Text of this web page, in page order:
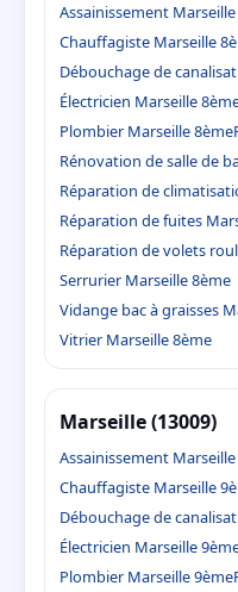
Assainissement
Chauffagiste Marseille
Débouchage de
Électricien Marseille
Plombier Marseille 8ème
Rénovation de salle de
Réparation de
Réparation de fuites
Réparation de volets
Serrurier Marseille 8ème
Vidange bac à graisses
Vitrier Marseille 8ème
Marseille (13009)
Assainissement
Chauffagiste Marseille
Débouchage de
Électricien Marseille
Plombier Marseille 9ème